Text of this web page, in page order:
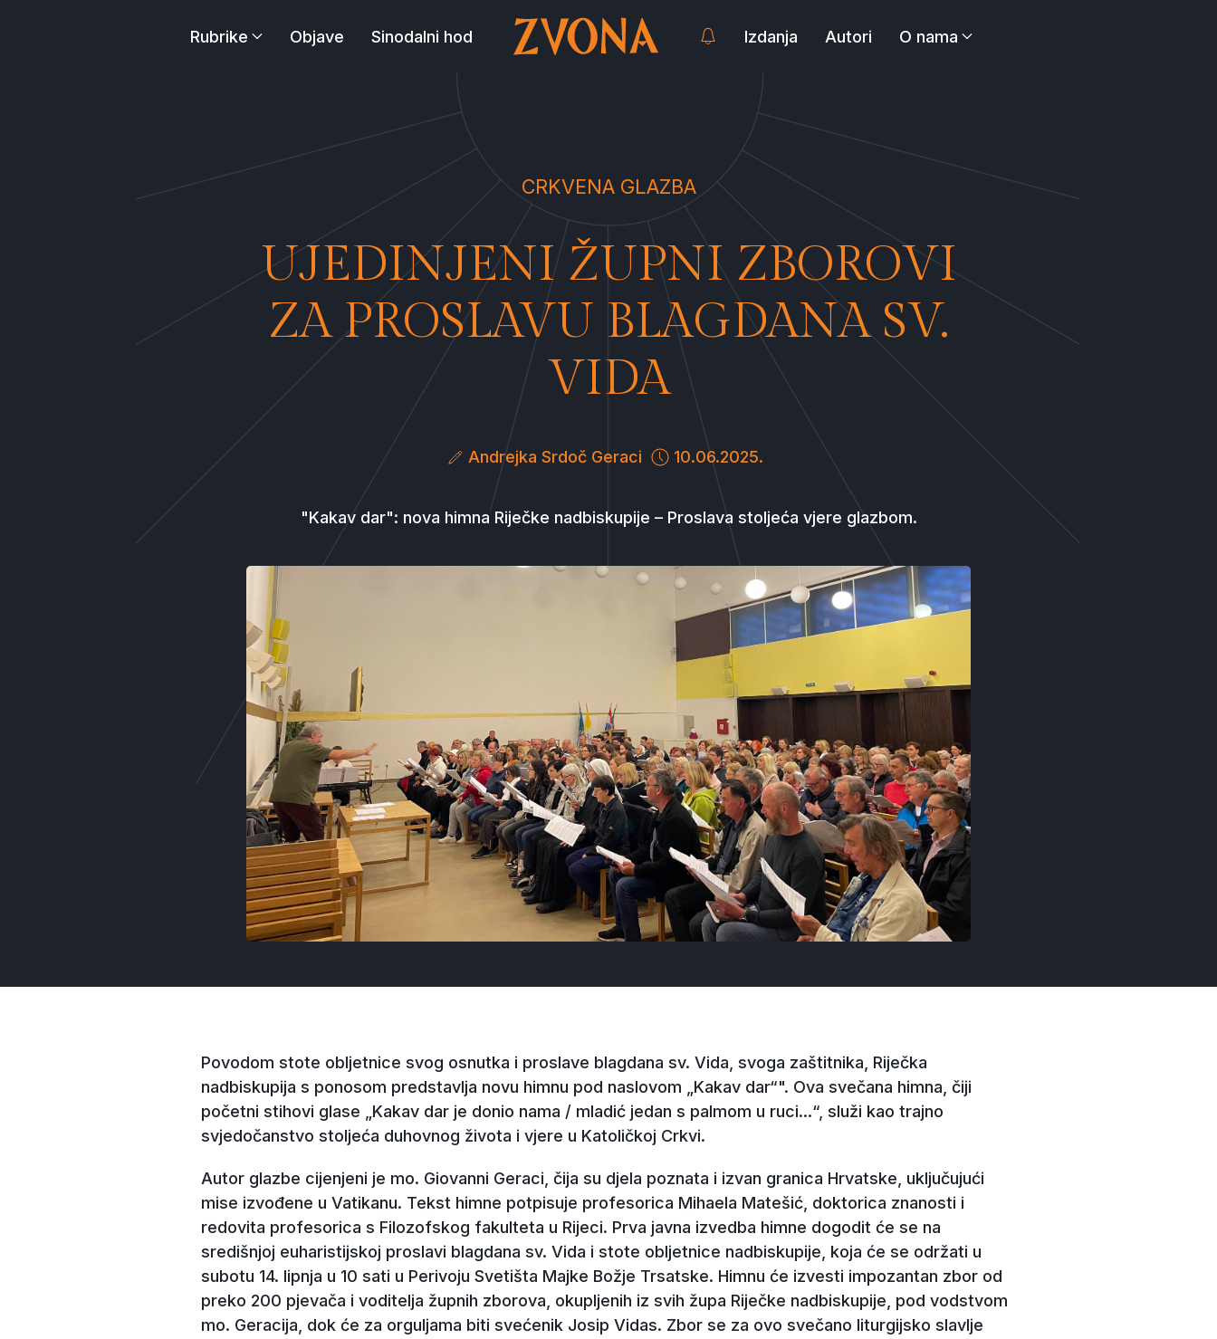
Rubrike Objave Sinodalni hod Izdanja Autori O nama
CRKVENA GLAZBA
UJEDINJENI ŽUPNI ZBOROVI
ZA PROSLAVU BLAGDANA SV.
VIDA
Andrejka Srdoč Geraci 10.06.2025.
"Kakav dar": nova himna Riječke nadbiskupije – Proslava stoljeća vjere glazbom.
Povodom stote obljetnice svog osnutka i proslave blagdana sv. Vida, svoga zaštitnika, Riječka
nadbiskupija s ponosom predstavlja novu himnu pod naslovom „Kakav dar“". Ova svečana himna, čiji
početni stihovi glase „Kakav dar je donio nama / mladić jedan s palmom u ruci...“, služi kao trajno
svjedočanstvo stoljeća duhovnog života i vjere u Katoličkoj Crkvi.
Autor glazbe cijenjeni je mo. Giovanni Geraci, čija su djela poznata i izvan granica Hrvatske, uključujući
mise izvođene u Vatikanu. Tekst himne potpisuje profesorica Mihaela Matešić, doktorica znanosti i
redovita profesorica s Filozofskog fakulteta u Rijeci. Prva javna izvedba himne dogodit će se na
središnjoj euharistijskoj proslavi blagdana sv. Vida i stote obljetnice nadbiskupije, koja će se održati u
subotu 14. lipnja u 10 sati u Perivoju Svetišta Majke Božje Trsatske. Himnu će izvesti impozantan zbor od
preko 200 pjevača i voditelja župnih zborova, okupljenih iz svih župa Riječke nadbiskupije, pod vodstvom
mo. Geracija, dok će za orguljama biti svećenik Josip Vidas. Zbor se za ovo svečano liturgijsko slavlje